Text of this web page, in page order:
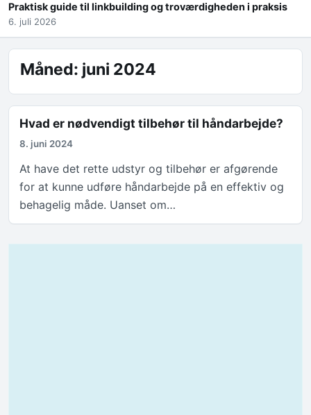
Praktisk guide til linkbuilding og troværdigheden i praksis
6. juli 2026
Måned: juni 2024
Hvad er nødvendigt tilbehør til håndarbejde?
8. juni 2024
At have det rette udstyr og tilbehør er afgørende
for at kunne udføre håndarbejde på en effektiv og
behagelig måde. Uanset om…